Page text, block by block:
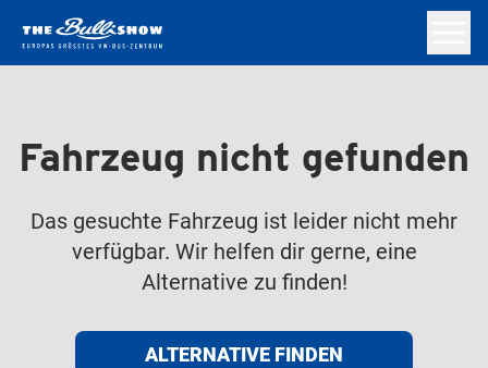
Fahrzeug nicht gefunden
Das gesuchte Fahrzeug ist leider nicht mehr
verfügbar. Wir helfen dir gerne, eine
Alternative zu finden!
ALTERNATIVE FINDEN